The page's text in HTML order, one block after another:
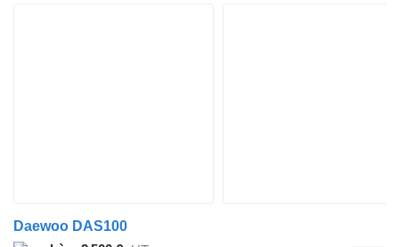
Daewoo DAS100